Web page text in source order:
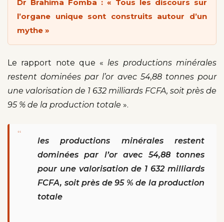
Dr Brahima Fomba : « Tous les discours sur
l’organe unique sont construits autour d’un
mythe »
Le rapport note que « les productions minérales
restent dominées par l’or avec 54,88 tonnes pour
une valorisation de 1 632 milliards FCFA, soit près de
95 % de la production totale ».
“
les productions minérales restent
dominées par l’or avec 54,88 tonnes
pour une valorisation de 1 632 milliards
FCFA, soit près de 95 % de la production
totale